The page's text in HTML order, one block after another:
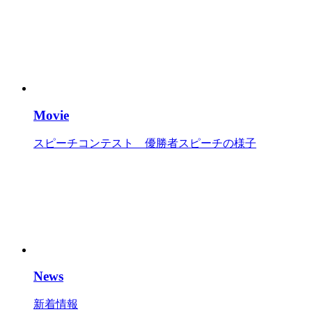
Movie
スピーチコンテスト 優勝者スピーチの様子
News
新着情報